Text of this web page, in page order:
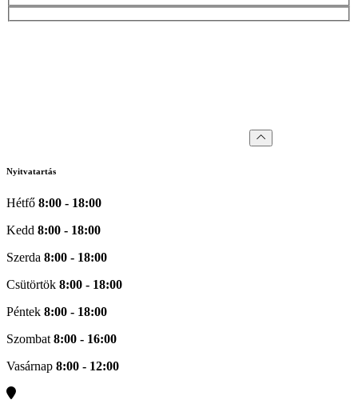
Nyitvatartás
Hétfő 8:00 - 18:00
Kedd 8:00 - 18:00
Szerda 8:00 - 18:00
Csütörtök 8:00 - 18:00
Péntek 8:00 - 18:00
Szombat 8:00 - 16:00
Vasárnap 8:00 - 12:00